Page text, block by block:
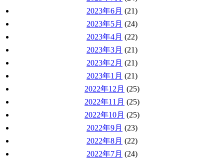
2023年6月 (21)
2023年5月 (24)
2023年4月 (22)
2023年3月 (21)
2023年2月 (21)
2023年1月 (21)
2022年12月 (25)
2022年11月 (25)
2022年10月 (25)
2022年9月 (23)
2022年8月 (22)
2022年7月 (24)